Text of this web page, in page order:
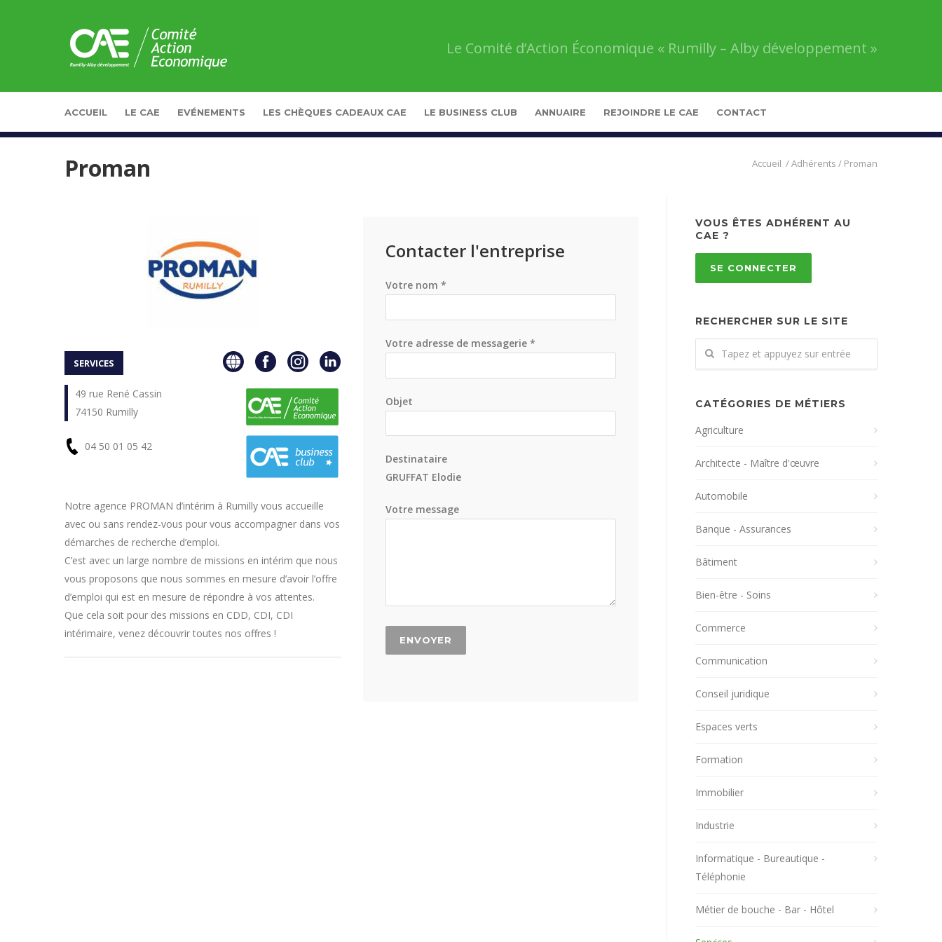
Le Comité d’Action Économique « Rumilly – Alby développement »
ACCUEIL LE CAE EVÉNEMENTS LES CHÈQUES CADEAUX CAE LE BUSINESS CLUB ANNUAIRE REJOINDRE LE CAE CONTACT
Proman
Comité
–
développement
»
/Adhérents / Proman
SERVICES
49 rue René Cassin
74150 Rumilly
04 50 01 05 42
En
savoir
plus
Notre agence PROMAN d’intérim à Rumilly vous accueille
avec ou sans rendez-vous pour vous accompagner dans vos
démarches de recherche d’emploi.
C’est avec un large nombre de missions en intérim que nous
vous proposons que nous sommes en mesure d’avoir l’offre
d’emploi qui est en mesure de répondre à vos attentes.
Que cela soit pour des missions en CDD, CDI, CDI
intérimaire, venez découvrir toutes nos offres !
Contacter l'entreprise
Votre nom *
Votre adresse de messagerie *
Objet
Destinataire
GRUFFAT Elodie
Votre message
VOUS ÊTES ADHÉRENT AU
CAE ?
SE CONNECTER
RECHERCHER SUR LE SITE
CATÉGORIES DE MÉTIERS
Agriculture
Architecte - Maître d'œuvre
Automobile
Banque - Assurances
Bâtiment
Bien-être - Soins
Commerce
Communication
Conseil juridique
Espaces verts
Formation
Immobilier
Industrie
Informatique - Bureautique -
Téléphonie
Métier de bouche - Bar - Hôtel